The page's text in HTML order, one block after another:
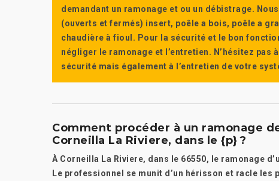
demandant un ramonage et ou un débistrage.
(ouverts et fermés) insert, poêle a bois, poêle a
chaudière à fioul. Pour la sécurité et le bon
négliger le ramonage et l’entretien. N’hésitez
sécurité mais également à l’entretien de votre
Comment procéder à un ramonage
Corneilla La Riviere, dans le {p} ?
À Corneilla La Riviere, dans le 66550, le ramonage
Le professionnel se munit d’un hérisson et racle les